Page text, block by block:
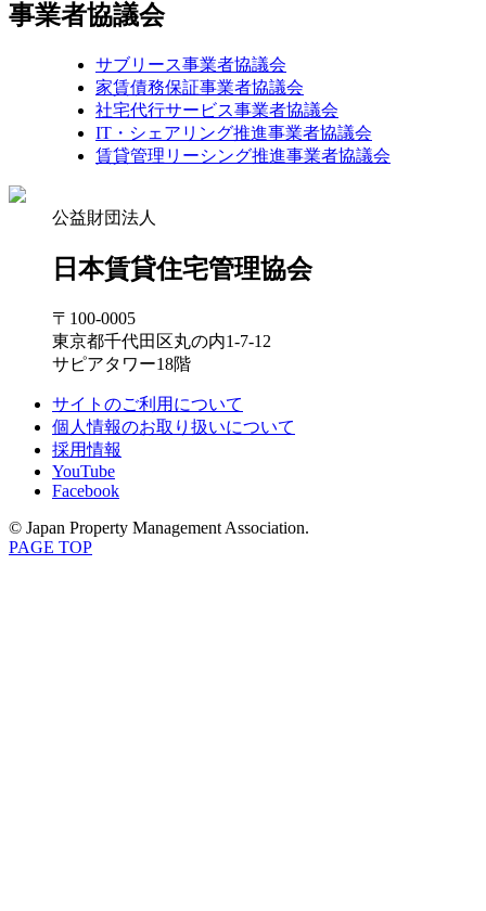
事業者協議会
サブリース事業者協議会
家賃債務保証事業者協議会
社宅代行サービス事業者協議会
IT・シェアリング推進事業者協議会
賃貸管理リーシング推進事業者協議会
公益財団法人
日本賃貸住宅管理協会
〒100-0005
東京都千代田区丸の内1-7-12
サピアタワー18階
サイトのご利用について
個人情報のお取り扱いについて
採用情報
YouTube
Facebook
© Japan Property Management Association.
PAGE TOP